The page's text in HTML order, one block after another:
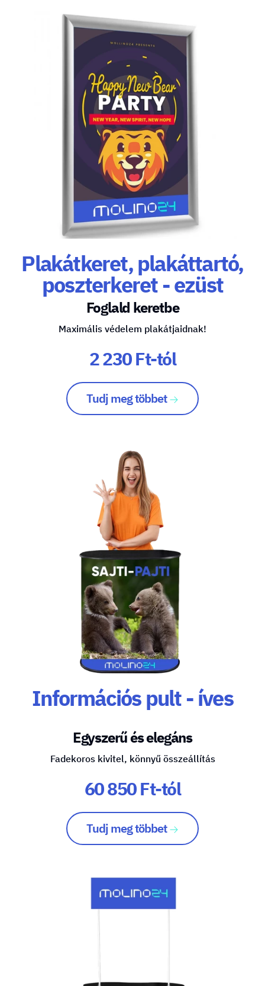
Plakátkeret, plakáttartó,
poszterkeret - ezüst
Foglald keretbe
Maximális védelem plakátjaidnak!
2 230 Ft-tól
Tudj meg többet
Információs pult - íves
Egyszerű és elegáns
Fadekoros kivitel, könnyű összeállítás
60 850 Ft-tól
Tudj meg többet